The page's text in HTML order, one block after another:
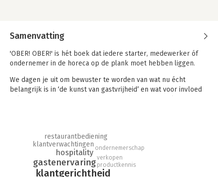
Samenvatting
'OBER! OBER!' is hét boek dat iedere starter, medewerker óf
ondernemer in de horeca op de plank moet hebben liggen.
We dagen je uit om bewuster te worden van wat nu écht
belangrijk is in ‘de kunst van gastvrijheid’ en wat voor invloed
type gasten, hun verwachtingen en hoe jij in contactmomenten
met de gast hét verschil kan maken.
We delen oneindig veel ervaringen en tips die jij direct in de
praktijk kunt toepassen en we beantwoorden vragen als: Hoe
klantgerichtheid
gastenervaring
hospitality
klantverwachtingen
restaurantbediening
verkopen
ondernemerschap
productkennis